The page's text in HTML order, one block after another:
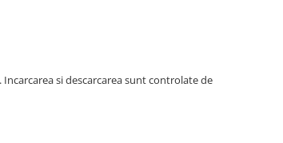
si descarcarea sunt controlate de